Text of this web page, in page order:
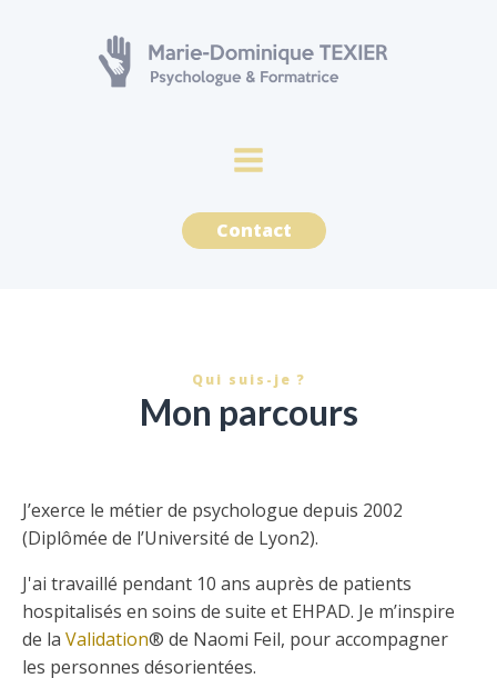
Contact
Qui suis-je ?
Mon parcours
J’exerce le métier de psychologue depuis 2002
(Diplômée de l’Université de Lyon2).
J'ai travaillé pendant 10 ans auprès de patients
hospitalisés en soins de suite et EHPAD. Je m’inspire
de la Validation® de Naomi Feil, pour accompagner
les personnes désorientées.